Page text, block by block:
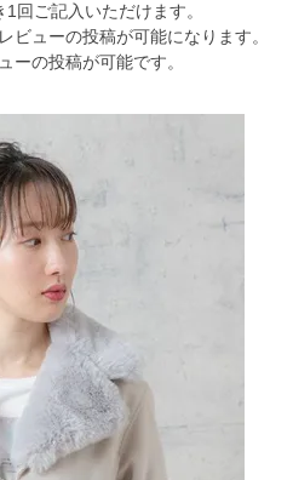
回ご記入いただけます。
ューの投稿が可能になります。
ーの投稿が可能です。